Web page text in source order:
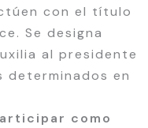
con el título
Se designa
al presidente
determinados en
como